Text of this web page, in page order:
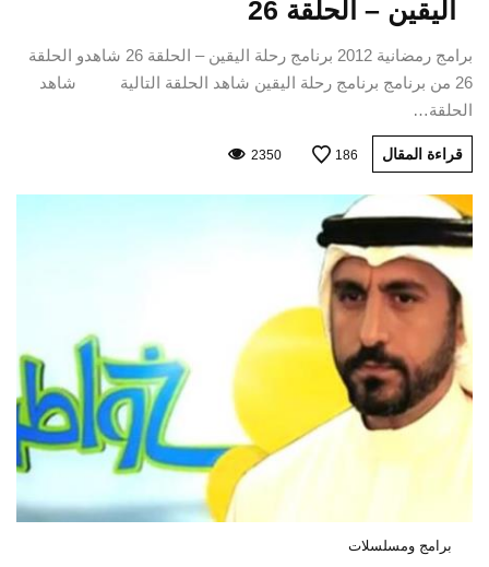
اليقين – الحلقة 26
برامج رمضانية 2012 برنامج رحلة اليقين – الحلقة 26 شاهدو الحلقة
26 من برنامج برنامج رحلة اليقين شاهد الحلقة التالية شاهد
الحلقة…
قراءة المقال 186
2350
برامج ومسلسلات